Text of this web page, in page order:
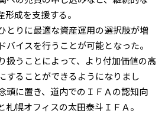
成を支援する。
とりに最適な資産運用の選択肢が増
バイスを行うことが可能となった。
扱うことによって、より付加価値の高
することができるようになりまし
頭に置き、道内でのＩＦＡの認知向
札幌オフィスの太田泰斗ＩＦＡ。